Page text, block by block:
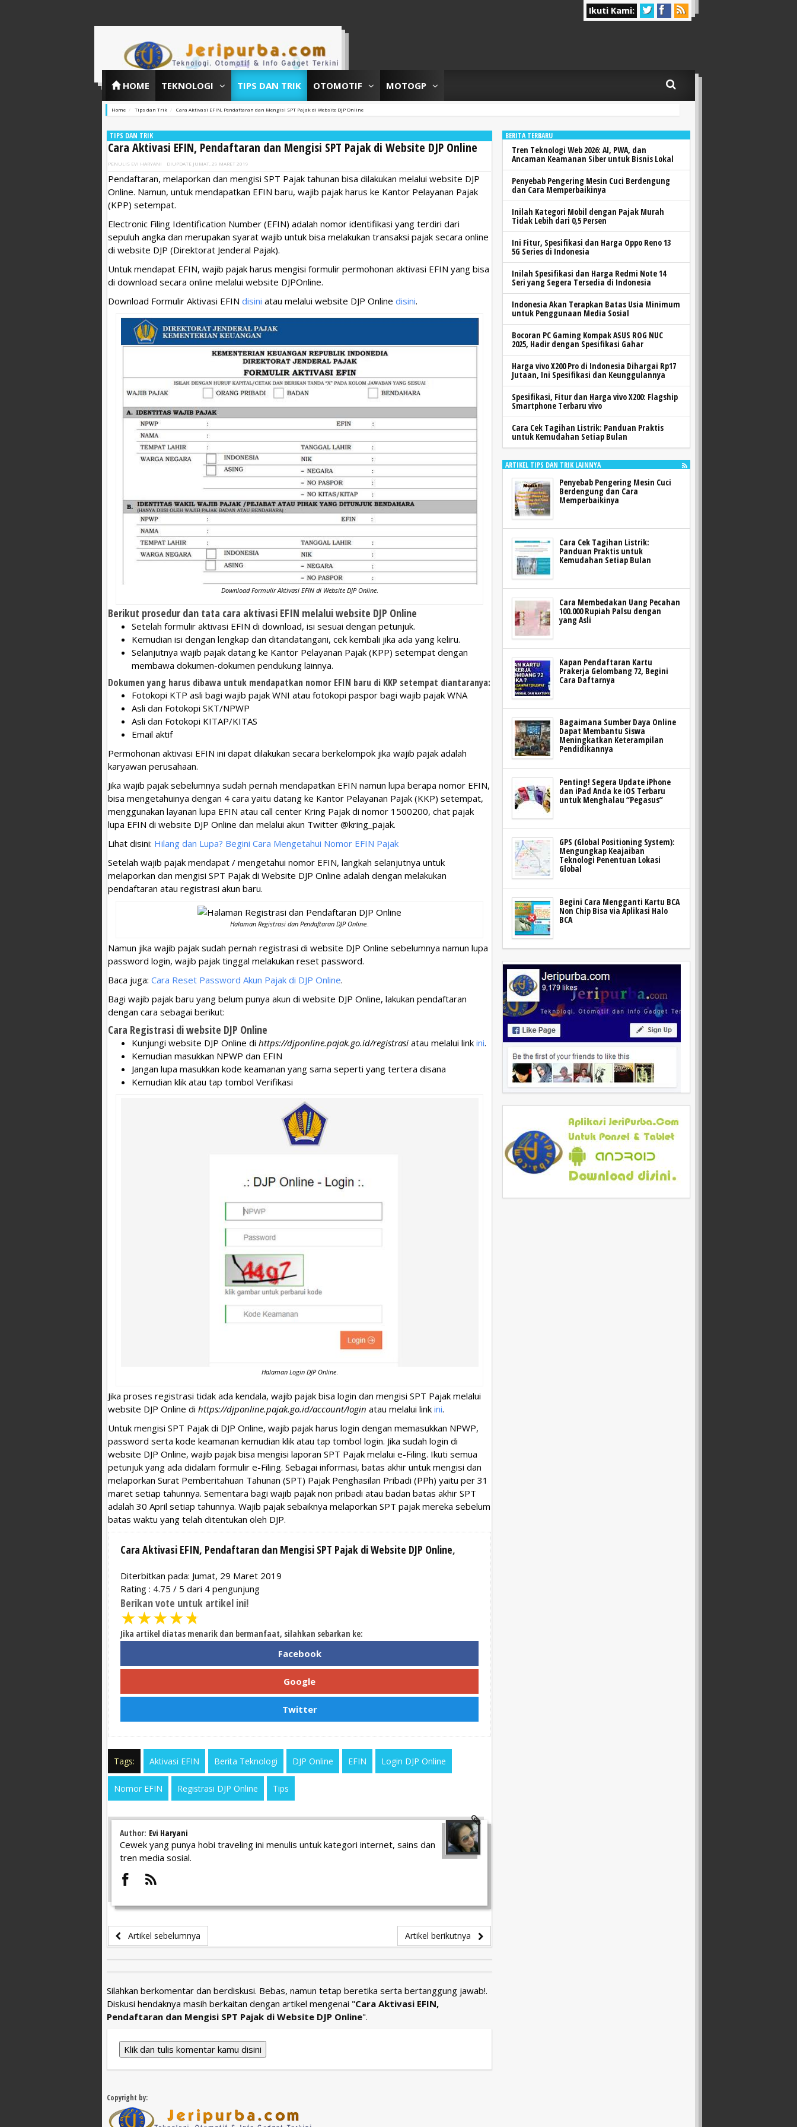
Ikuti Kami:
HOME TEKNOLOGI TIPS DAN TRIK OTOMOTIF MOTOGP
Home Tips dan Trik Cara Aktivasi EFIN, Pendaftaran dan Mengisi SPT Pajak di Website DJP Online
TIPS DAN TRIK
Cara Aktivasi EFIN, Pendaftaran dan Mengisi SPT Pajak di Website DJP Online
PENULIS EVI HARYANI DIUPDATE JUMAT, 29 MARET 2019
Pendaftaran, melaporkan dan mengisi SPT Pajak tahunan bisa dilakukan melalui website DJP
Online. Namun, untuk mendapatkan EFIN baru, wajib pajak harus ke Kantor Pelayanan Pajak
(KPP) setempat.
Electronic Filing Identification Number (EFIN) adalah nomor identifikasi yang terdiri dari
sepuluh angka dan merupakan syarat wajib untuk bisa melakukan transaksi pajak secara online
di website DJP (Direktorat Jenderal Pajak).
Untuk mendapat EFIN, wajib pajak harus mengisi formulir permohonan aktivasi EFIN yang bisa
di download secara online melalui website DJPOnline.
Download Formulir Aktivasi EFIN disini atau melalui website DJP Online disini.
Download Formulir Aktivasi EFIN di Website DJP Online.
Berikut prosedur dan tata cara aktivasi EFIN melalui website DJP Online
Setelah formulir aktivasi EFIN di download, isi sesuai dengan petunjuk.
Kemudian isi dengan lengkap dan ditandatangani, cek kembali jika ada yang keliru.
Selanjutnya wajib pajak datang ke Kantor Pelayanan Pajak (KPP) setempat dengan
membawa dokumen-dokumen pendukung lainnya.
Dokumen yang harus dibawa untuk mendapatkan nomor EFIN baru di KKP setempat diantaranya:
Fotokopi KTP asli bagi wajib pajak WNI atau fotokopi paspor bagi wajib pajak WNA
Asli dan Fotokopi SKT/NPWP
Asli dan Fotokopi KITAP/KITAS
Email aktif
Permohonan aktivasi EFIN ini dapat dilakukan secara berkelompok jika wajib pajak adalah
karyawan perusahaan.
Jika wajib pajak sebelumnya sudah pernah mendapatkan EFIN namun lupa berapa nomor EFIN,
bisa mengetahuinya dengan 4 cara yaitu datang ke Kantor Pelayanan Pajak (KKP) setempat,
menggunakan layanan lupa EFIN atau call center Kring Pajak di nomor 1500200, chat pajak
lupa EFIN di website DJP Online dan melalui akun Twitter @kring_pajak.
Lihat disini: Hilang dan Lupa? Begini Cara Mengetahui Nomor EFIN Pajak
Setelah wajib pajak mendapat / mengetahui nomor EFIN, langkah selanjutnya untuk
melaporkan dan mengisi SPT Pajak di Website DJP Online adalah dengan melakukan
pendaftaran atau registrasi akun baru.
Halaman Registrasi dan Pendaftaran DJP Online.
Namun jika wajib pajak sudah pernah registrasi di website DJP Online sebelumnya namun lupa
password login, wajib pajak tinggal melakukan reset password.
Baca juga: Cara Reset Password Akun Pajak di DJP Online.
Bagi wajib pajak baru yang belum punya akun di website DJP Online, lakukan pendaftaran
dengan cara sebagai berikut:
Cara Registrasi di website DJP Online
Kunjungi website DJP Online di https://djponline.pajak.go.id/registrasi atau melalui link ini.
Kemudian masukkan NPWP dan EFIN
Jangan lupa masukkan kode keamanan yang sama seperti yang tertera disana
Kemudian klik atau tap tombol Verifikasi
Halaman Login DJP Online.
Jika proses registrasi tidak ada kendala, wajib pajak bisa login dan mengisi SPT Pajak melalui
website DJP Online di https://djponline.pajak.go.id/account/login atau melalui link ini.
Untuk mengisi SPT Pajak di DJP Online, wajib pajak harus login dengan memasukkan NPWP,
password serta kode keamanan kemudian klik atau tap tombol login. Jika sudah login di
website DJP Online, wajib pajak bisa mengisi laporan SPT Pajak melalui e-Filing. Ikuti semua
petunjuk yang ada didalam formulir e-Filing. Sebagai informasi, batas akhir untuk mengisi dan
melaporkan Surat Pemberitahuan Tahunan (SPT) Pajak Penghasilan Pribadi (PPh) yaitu per 31
maret setiap tahunnya. Sementara bagi wajib pajak non pribadi atau badan batas akhir SPT
adalah 30 April setiap tahunnya. Wajib pajak sebaiknya melaporkan SPT pajak mereka sebelum
batas waktu yang telah ditentukan oleh DJP.
Cara Aktivasi EFIN, Pendaftaran dan Mengisi SPT Pajak di Website DJP Online,
Diterbitkan pada: Jumat, 29 Maret 2019
Rating : 4.75 / 5 dari 4 pengunjung
Berikan vote untuk artikel ini!
★★★★★
Jika artikel diatas menarik dan bermanfaat, silahkan sebarkan ke:
Facebook
Google
Twitter
Tags: Aktivasi EFIN Berita Teknologi DJP Online EFIN Login DJP Online
Nomor EFIN Registrasi DJP Online Tips
Author: Evi Haryani
Cewek yang punya hobi traveling ini menulis untuk kategori internet, sains dan
tren media sosial.
Artikel sebelumnya Artikel berikutnya
Silahkan berkomentar dan berdiskusi. Bebas, namun tetap beretika serta bertanggung jawab!.
Diskusi hendaknya masih berkaitan dengan artikel mengenai "Cara Aktivasi EFIN,
Pendaftaran dan Mengisi SPT Pajak di Website DJP Online".
Klik dan tulis komentar kamu disini
Copyright by:
BERITA TERBARU
Tren Teknologi Web 2026: AI, PWA, dan
Ancaman Keamanan Siber untuk Bisnis Lokal
Penyebab Pengering Mesin Cuci Berdengung
dan Cara Memperbaikinya
Inilah Kategori Mobil dengan Pajak Murah
Tidak Lebih dari 0,5 Persen
Ini Fitur, Spesifikasi dan Harga Oppo Reno 13
5G Series di Indonesia
Inilah Spesifikasi dan Harga Redmi Note 14
Seri yang Segera Tersedia di Indonesia
Indonesia Akan Terapkan Batas Usia Minimum
untuk Penggunaan Media Sosial
Bocoran PC Gaming Kompak ASUS ROG NUC
2025, Hadir dengan Spesifikasi Gahar
Harga vivo X200 Pro di Indonesia Dihargai Rp17
Jutaan, Ini Spesifikasi dan Keunggulannya
Spesifikasi, Fitur dan Harga vivo X200: Flagship
Smartphone Terbaru vivo
Cara Cek Tagihan Listrik: Panduan Praktis
untuk Kemudahan Setiap Bulan
ARTIKEL TIPS DAN TRIK LAINNYA
Penyebab Pengering Mesin Cuci
Berdengung dan Cara
Memperbaikinya
Cara Cek Tagihan Listrik:
Panduan Praktis untuk
Kemudahan Setiap Bulan
Cara Membedakan Uang Pecahan
100.000 Rupiah Palsu dengan
yang Asli
Kapan Pendaftaran Kartu
Prakerja Gelombang 72, Begini
Cara Daftarnya
Bagaimana Sumber Daya Online
Dapat Membantu Siswa
Meningkatkan Keterampilan
Pendidikannya
Penting! Segera Update iPhone
dan iPad Anda ke iOS Terbaru
untuk Menghalau “Pegasus”
GPS (Global Positioning System):
Mengungkap Keajaiban
Teknologi Penentuan Lokasi
Global
Begini Cara Mengganti Kartu BCA
Non Chip Bisa via Aplikasi Halo
BCA